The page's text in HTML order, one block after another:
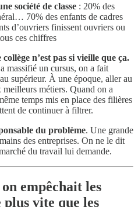
société de classe : 20% des
70% des enfants de cadres
d’ouvriers finissent ouvriers ou
ces chiffres
n’est pas si vieille que ça.
massifié un cursus, on a fait
supérieur. À une époque, aller au
meilleurs métiers. Quand on a
temps mis en place des filières
de continuer à filtrer.
du problème. Une grande
des entreprises. On ne le dit
du travail lui demande.
empêchait les
vite que les